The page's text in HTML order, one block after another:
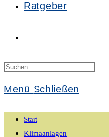
Ratgeber
Suche
umschalten
Menü Schließen
Start
Klimaanlagen